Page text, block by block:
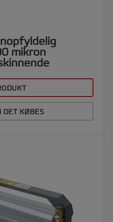
mikron
DET KØBES